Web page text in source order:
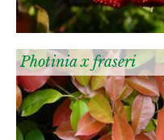
Photinia x fraseri